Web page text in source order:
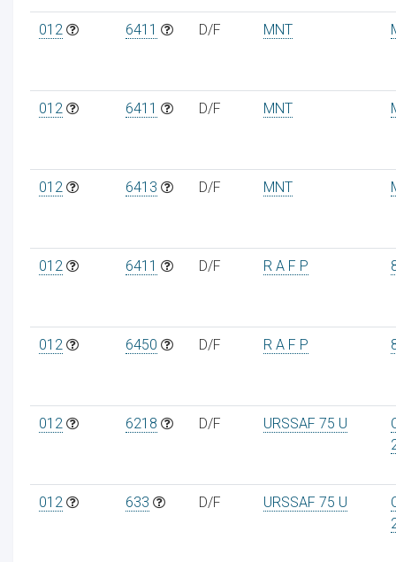
012 6411 D/F MNT
012 6411 D/F MNT
012 6413 D/F MNT
012 6411 D/F R A F P
012 6450 D/F R A F P
012 6218 D/F URSSAF 75 U
012 633 D/F URSSAF 75 U